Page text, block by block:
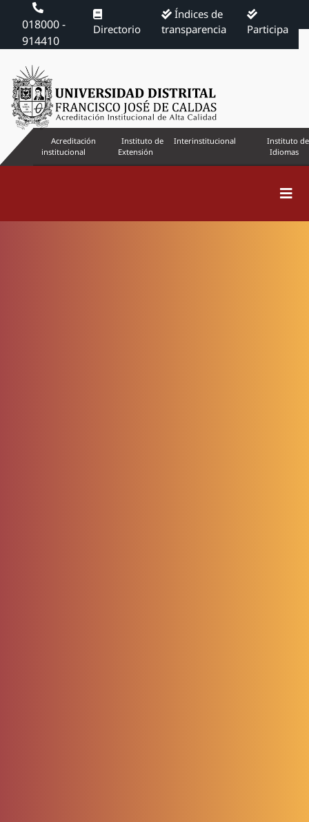
018000 -
914410
Directorio
Índices de
transparencia
Participa
Acreditación
institucional
Instituto de
Extensión
Interinstitucional
Instituto de
Idiomas